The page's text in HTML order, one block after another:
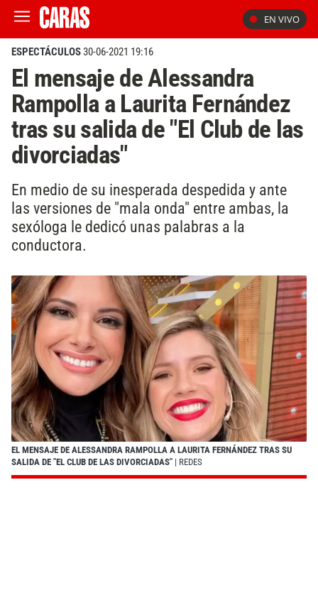
EN VIVO
ESPECTÁCULOS30-06-2021 19:16
El mensaje de Alessandra
Rampolla a Laurita Fernández
tras su salida de "El Club de las
divorciadas"
En medio de su inesperada despedida y ante
las versiones de "mala onda" entre ambas, la
sexóloga le dedicó unas palabras a la
conductora.
EL MENSAJE DE ALESSANDRA RAMPOLLA A LAURITA FERNÁNDEZ TRAS SU
SALIDA DE "EL CLUB DE LAS DIVORCIADAS" | REDES